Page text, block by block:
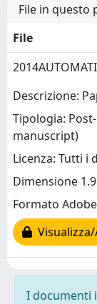
File in questo
File
Descrizione:
Tipologia:
manuscript)
Licenza: Tutti i
Dimensione
Formato
I documenti